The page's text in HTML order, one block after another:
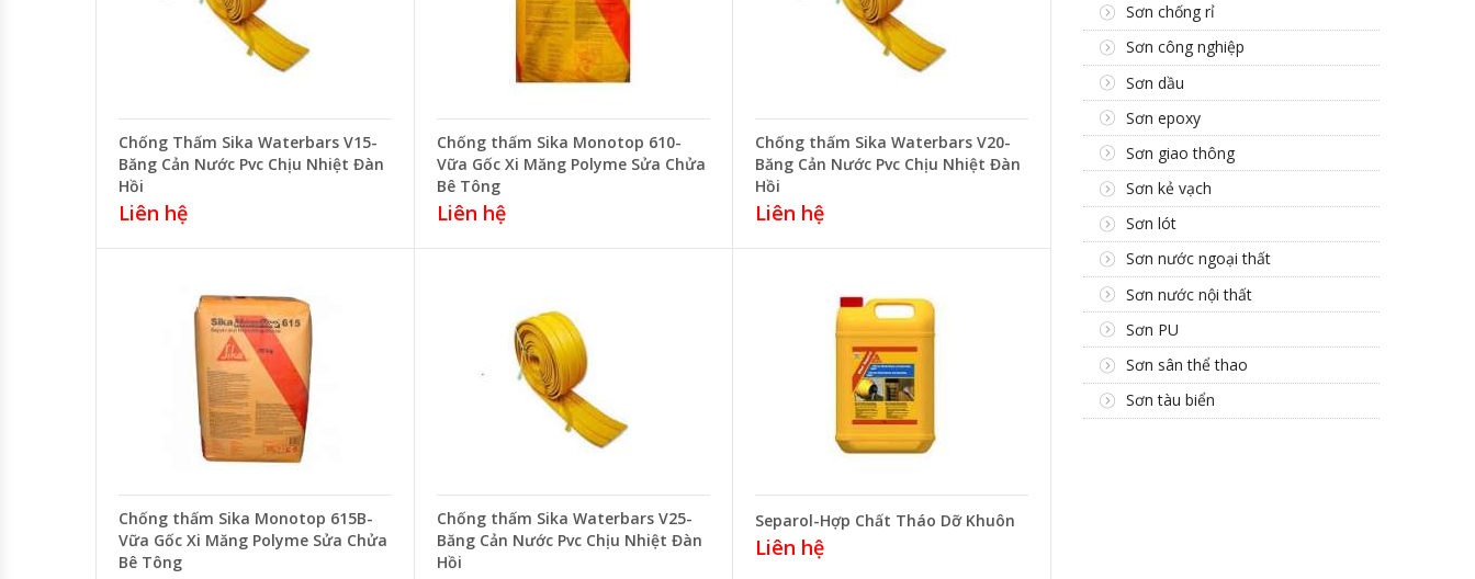
Chống Thấm Sika Waterbars V15-
Băng Cản Nước Pvc Chịu Nhiệt Đàn
Hồi
Liên hệ
Chống thấm Sika Monotop 610-
Vữa Gốc Xi Măng Polyme Sửa Chửa
Bê Tông
Liên hệ
Chống thấm Sika Waterbars V20-
Băng Cản Nước Pvc Chịu Nhiệt Đàn
Hồi
Liên hệ
Chống thấm Sika Monotop 615B-
Vữa Gốc Xi Măng Polyme Sửa Chửa
Bê Tông
Chống thấm Sika Waterbars V25-
Băng Cản Nước Pvc Chịu Nhiệt Đàn
Hồi
Separol-Hợp Chất Tháo Dỡ Khuôn
Liên hệ
Sơn chống rỉ
Sơn công nghiệp
Sơn dầu
Sơn epoxy
Sơn giao thông
Sơn kẻ vạch
Sơn lót
Sơn nước ngoại thất
Sơn nước nội thất
Sơn PU
Sơn sân thể thao
Sơn tàu biển